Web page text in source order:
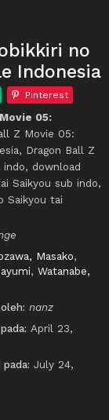
no
Indonesia
Pinterest
05:
Z Movie 05:
Dragon Ball Z
indo, download
Saikyou sub indo,
Saikyou tai
Masako,
,Watanabe,
nanz
April 23,
pada: July 24,